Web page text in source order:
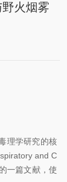
火烟雾
理学研究的核
and C
一篇文献，使